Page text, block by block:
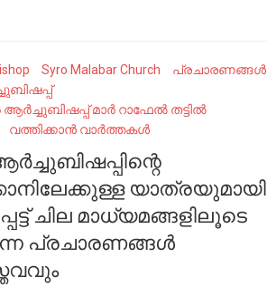
Syro Malabar Church
പ്രചാരണങ്ങൾ
ആർച്ചുബിഷപ്പ് മാർ റാഫേൽ തട്ടിൽ
വത്തിക്കാൻ വാർത്തകൾ
യാത്രയുമായി
ചില മാധ്യമങ്ങളിലൂടെ
പ്രചാരണങ്ങൾ